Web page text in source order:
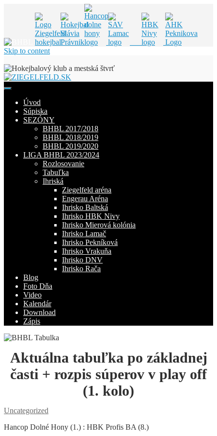
Skip to content
Úvod
Súpiska
SEZÓNY
BHBL 2017/2018
BHBL 2018/2019
BHBL 2019/2020
LIGA BHBL 2023/2024
Rozlosovanie
Tabuľka
Ihriská
Ziegelfeld aréna
Engerau Aréna
Ihrisko Baltská
Ihrisko HBK Nivy
Ihrisko Mierová kolónia
Ihrisko Lamač
Ihrisko Pekníková
Ihrisko Vrakuňa
Ihrisko DNV
Ihrisko Rača
Blog
Foto Dňa
Video
Kalendár
Download
Zápis
Aktuálna tabuľka po základnej
časti + rozpis súperov v play off
(1. kolo)
Uncategorized
Hancop Dolné Hony (1.) : HBK Profis BA (8.)